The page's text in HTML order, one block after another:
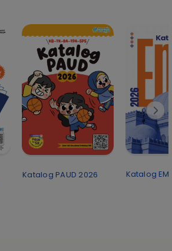
Katalog PAUD 2026 Katalog